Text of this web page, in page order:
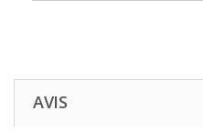
AVIS